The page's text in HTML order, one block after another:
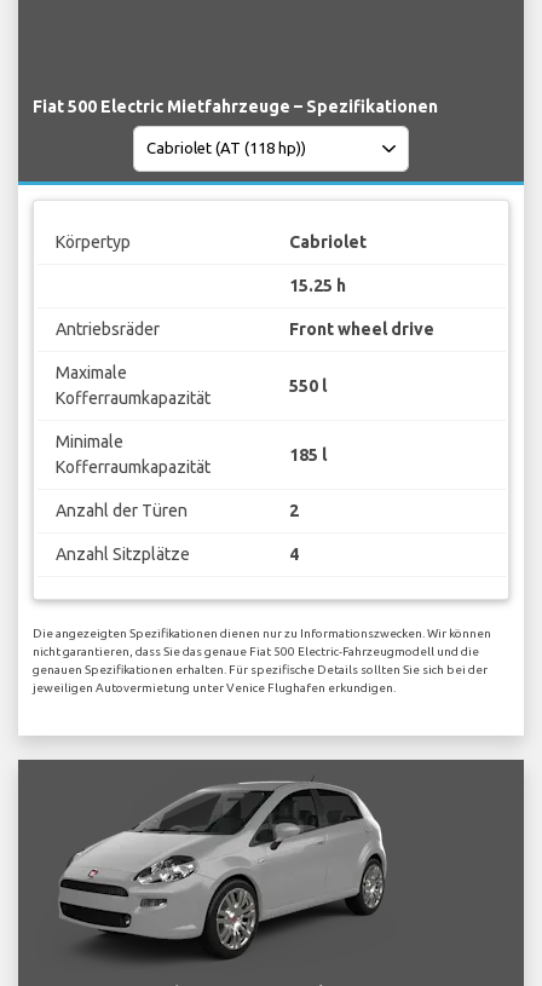
Fiat 500 Electric Mietfahrzeuge – Spezifikationen
Körpertyp Cabriolet
15.25 h
Antriebsräder Front wheel drive
Maximale
Kofferraumkapazität
550 l
Minimale
Kofferraumkapazität
185 l
Anzahl der Türen 2
Anzahl Sitzplätze 4
Die angezeigten Spezifikationen dienen nur zu Informationszwecken. Wir können
nicht garantieren, dass Sie das genaue Fiat 500 Electric-Fahrzeugmodell und die
genauen Spezifikationen erhalten. Für spezifische Details sollten Sie sich bei der
jeweiligen Autovermietung unter Venice Flughafen erkundigen.